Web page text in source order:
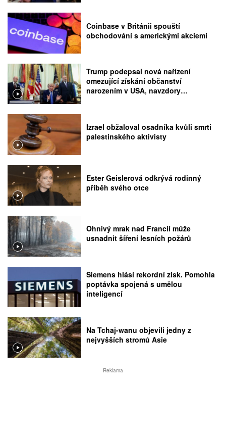
Coinbase v Británii spouští
obchodování s americkými akciemi
Trump podepsal nová nařízení
omezující získání občanství
narozením v USA, navzdory
Izrael obžaloval osadníka kvůli smrti
palestinského aktivisty
Ester Geislerová odkrývá rodinný
příběh svého otce
Ohnivý mrak nad Francií může
usnadnit šíření lesních požárů
Siemens hlásí rekordní zisk. Pomohla
poptávka spojená s umělou
inteligencí
Na Tchaj-wanu objevili jedny z
nejvyšších stromů Asie
Reklama